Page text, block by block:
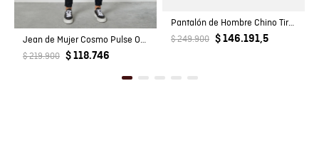
Jean de Mujer Cosmo Pulse Oscu Skinny
$ 219.900 $ 118.746
Pantalón de Hombre Chino Tiro Medio con Bolsillos Diagonales en Mezcla de Algodón
$ 249.900 $ 146.191,5